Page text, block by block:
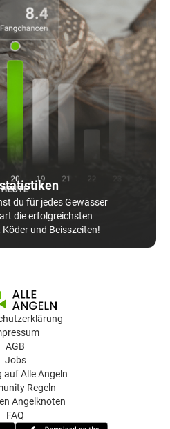
du für jedes Gewässer
die erfolgreichsten
und Beisszeiten!
AGB
Jobs
auf Alle Angeln
Regeln
Angelknoten
FAQ